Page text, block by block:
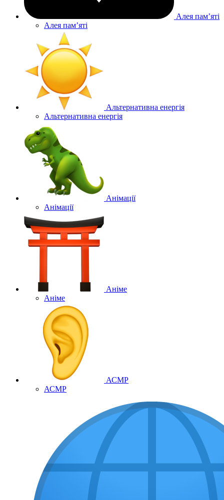
Алея памʼяті
Алея памʼяті
Альтернативна енергія
Альтернативна енергія
Анімації
Анімації
Аніме
Аніме
АСМР
АСМР